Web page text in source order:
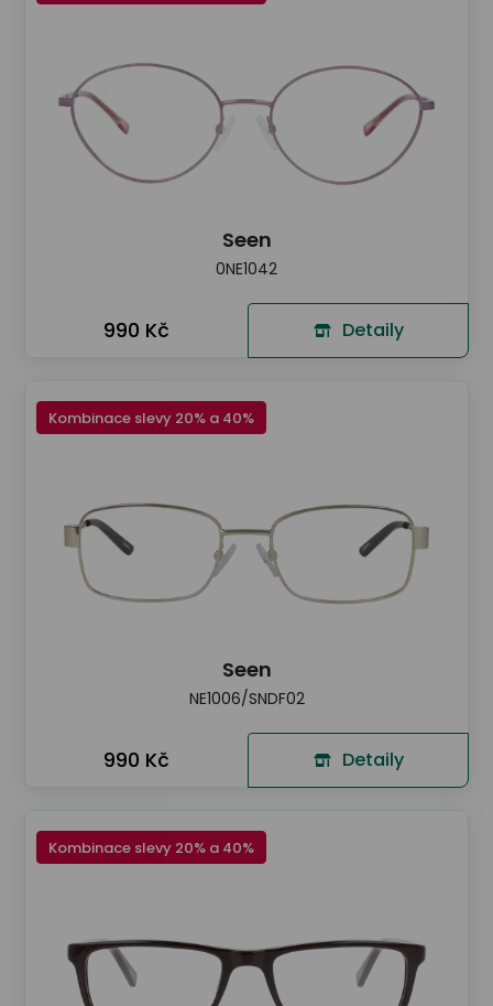
Seen
0NE1042
990 Kč Detaily
Kombinace slevy 20% a 40%
Seen
NE1006/SNDF02
990 Kč Detaily
Kombinace slevy 20% a 40%